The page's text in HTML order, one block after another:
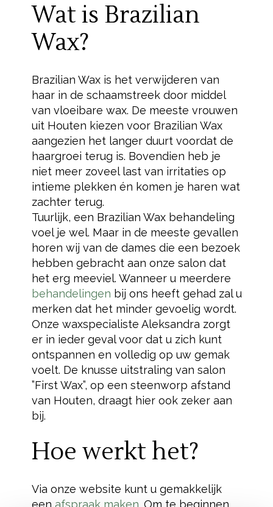
Wat is Brazilian
Wax?
Brazilian Wax is het verwijderen van
haar in de schaamstreek door middel
van vloeibare wax. De meeste vrouwen
uit Houten kiezen voor Brazilian Wax
aangezien het langer duurt voordat de
haargroei terug is. Bovendien heb je
niet meer zoveel last van irritaties op
intieme plekken én komen je haren wat
zachter terug.
Tuurlijk, een Brazilian Wax behandeling
voel je wel. Maar in de meeste gevallen
horen wij van de dames die een bezoek
hebben gebracht aan onze salon dat
het erg meeviel. Wanneer u meerdere
behandelingen bij ons heeft gehad zal u
merken dat het minder gevoelig wordt.
Onze waxspecialiste Aleksandra zorgt
er in ieder geval voor dat u zich kunt
ontspannen en volledig op uw gemak
voelt. De knusse uitstraling van salon
”First Wax”, op een steenworp afstand
van Houten, draagt hier ook zeker aan
bij.
Hoe werkt het?
Via onze website kunt u gemakkelijk
een afspraak maken . Om te beginnen